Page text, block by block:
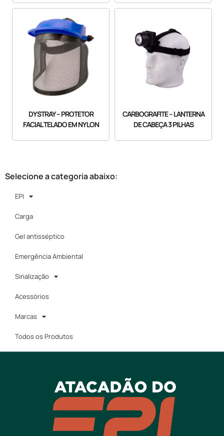
DYSTRAY – PROTETOR
FACIAL TELADO EM NYLON
CARBOGRAFITE – LANTERNA
DE CABEÇA 3 PILHAS
Selecione a categoria abaixo:
EPI
Carga
Gel antisséptico
Emergência Ambiental
Sinalização
Acessórios
Marcas
Todos os Produtos